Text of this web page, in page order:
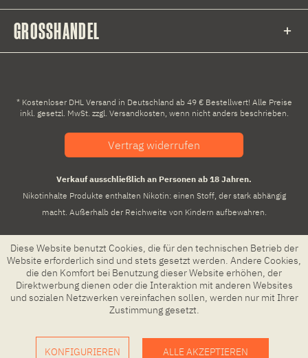
GROSSHANDEL
* Kostenloser DHL Versand in Deutschland ab 49 € Bestellwert! Alle Preise
inkl. gesetzl. MwSt. zzgl. Versandkosten , wenn nicht anders beschrieben.
Vertrag widerrufen
Verkauf ausschließlich an Personen ab 18 Jahren.
Nikotinhalte Produkte enthalten Nikotin: einen Stoff, der stark abhängig
macht. Außerhalb der Reichweite von Kindern aufbewahren.
Diese Website benutzt Cookies, die für den technischen Betrieb der
Website erforderlich sind und stets gesetzt werden. Andere Cookies,
die den Komfort bei Benutzung dieser Website erhöhen, der
Direktwerbung dienen oder die Interaktion mit anderen Websites
und sozialen Netzwerken vereinfachen sollen, werden nur mit Ihrer
Zustimmung gesetzt.
KONFIGURIEREN ALLE AKZEPTIEREN